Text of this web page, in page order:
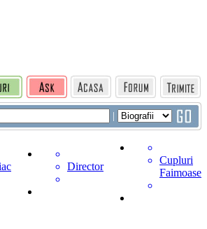
|
Director
Cupluri
Faimoase